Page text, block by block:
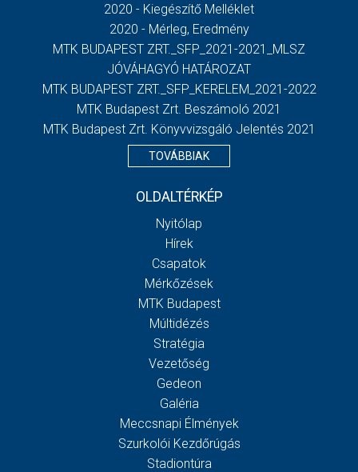
2020 - Kiegészítő Melléklet
2020 - Mérleg, Eredmény
MTK BUDAPEST ZRT._SFP_2021-2021_MLSZ
JÓVÁHAGYÓ HATÁROZAT
MTK BUDAPEST ZRT._SFP_KERELEM_2021-2022
MTK Budapest Zrt. Beszámoló 2021
MTK Budapest Zrt. Könyvvizsgáló Jelentés 2021
TOVÁBBIAK
OLDALTÉRKÉP
Nyitólap
Hírek
Csapatok
Mérkőzések
MTK Budapest
Múltidézés
Stratégia
Vezetőség
Gedeon
Galéria
Meccsnapi Élmények
Szurkolói Kezdőrúgás
Stadiontúra